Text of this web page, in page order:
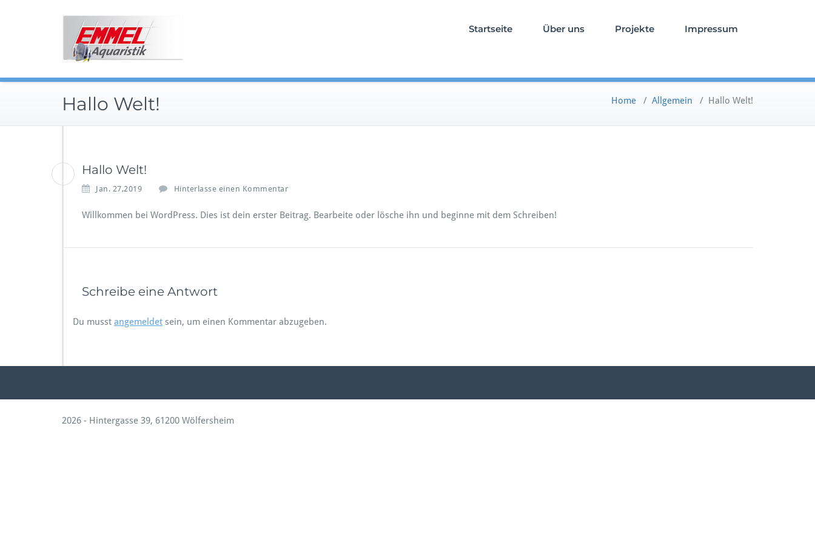
Startseite Über uns Projekte Impressum
Hallo Welt! Home / Allgemein / Hallo Welt!
Hallo Welt!
Jan. 27,2019 Hinterlasse einen Kommentar
Willkommen bei WordPress. Dies ist dein erster Beitrag. Bearbeite oder lösche ihn und beginne mit dem Schreiben!
Schreibe eine Antwort
Du musst angemeldet sein, um einen Kommentar abzugeben.
2026 - Hintergasse 39, 61200 Wölfersheim